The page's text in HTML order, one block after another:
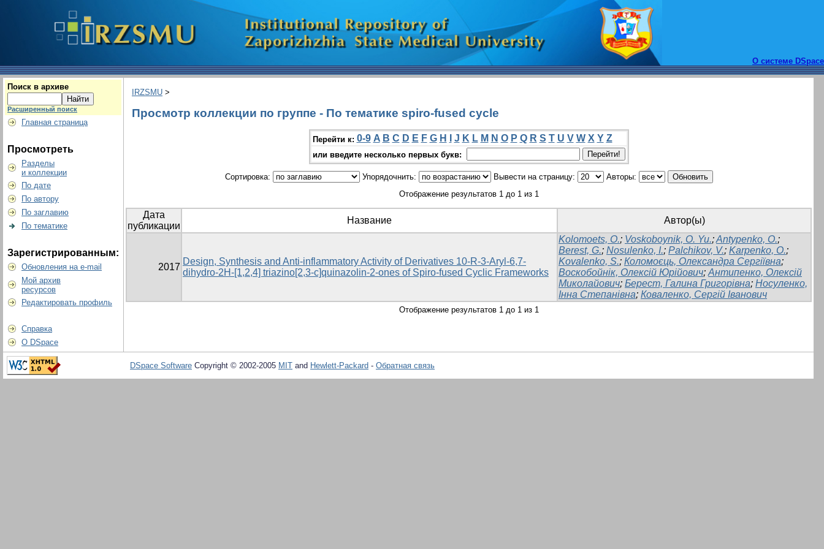
О системе DSpace
Поиск в архиве
Расширенный поиск
Главная страница
Просмотреть
Разделы
и коллекции
По дате
По автору
По заглавию
По тематике
Зарегистрированным:
Обновления на e-mail
Мой архив
ресурсов
Редактировать профиль
Справка
О DSpace
IRZSMU >
Просмотр коллекции по группе - По тематике spiro-fused cycle
Перейти к: 0-9 A B C D E F G H J K L M N O P Q R S T U V W X Y Z
или введите несколько первых букв:
Сортировка: Упорядочнить: Вывести на страницу:
Авторы:
Отображение результатов 1 до 1 из 1
Дата
публикации
Название Автор(ы)
2017
Design, Synthesis and Anti-inflammatory Activity of Derivatives 10-R-3-Aryl-6,7-
dihydro-2H-[1,2,4] triazino[2,3-c]quinazolin-2-ones of Spiro-fused Cyclic Frameworks
Kolomoets, O.; Voskoboynik, O. Yu.;Antypenko, O.;
Berest, G.; Nosulenko, I.; Palchikov, V.; Karpenko, O.;
Kovalenko, S.; Коломоєць, Олександра Сергіївна;
Воскобойнік, Олексій Юрійович; Антипенко, Олексій
Миколайович; Берест, Галина Григорівна; Носуленко,
Інна Степанівна; Коваленко, Сергій Іванович
Отображение результатов 1 до 1 из 1
DSpace Software Copyright © 2002-2005 MIT and Hewlett-Packard - Обратная связь